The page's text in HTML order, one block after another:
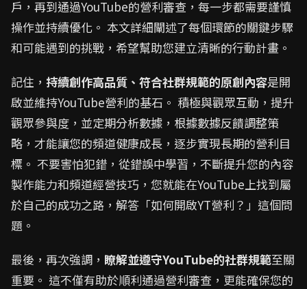
戶，再到通過YouTube的營利審查，每一步都需要謹慎
操作並持續優化。 本文詳細闡述了每個環節的關鍵步驟
和可能遇到的挑戰，希望幫助您建立清晰的行動計畫。
記住， 持續創作高品質、符合社群規範的原創內容是開
啟並維持YouTube營利的基石。 積極與觀眾互動，提升
觀眾參與度，並定期分析數據，根據數據反饋調整策
略，才能讓您的頻道健康成長，逐步實現長期的營利目
標。 不要害怕犯錯，從錯誤中學習，不斷提升您的內容
製作能力和頻道經營技巧，您就能在YouTube上找到屬
於自己的成功之路，解答「如何開啟YT營利？」這個問
題。
最後，再次強調， 瞭解並遵守YouTube的社群規範至關
重要。 這不僅有助於順利通過營利審查，更能確保您的